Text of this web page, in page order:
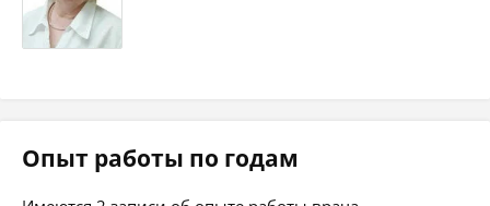
Опыт работы по годам